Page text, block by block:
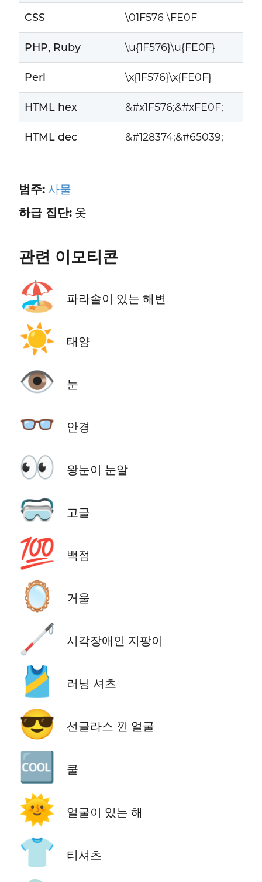
CSS \01F576 \FE0F
PHP, Ruby \u{1F576}\u{FE0F}
Perl \x{1F576}\x{FE0F}
HTML hex &#x1F576;&#xFE0F;
HTML dec &#128374;&#65039;
범주: 사물
하급 집단:옷
관련 이모티콘
🏖️ 파라솔이 있는 해변
☀️ 태양
👁️ 눈
👓 안경
👀 왕눈이 눈알
🥽 고글
💯 백점
🪞 거울
🦯 시각장애인 지팡이
🎽 러닝 셔츠
😎 선글라스 낀 얼굴
🆒 쿨
🌞 얼굴이 있는 해
👕 티셔츠